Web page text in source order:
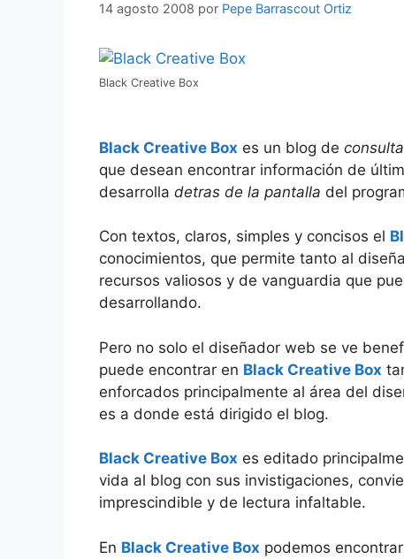
14 agosto 2008 por Pepe Barrascout Ortiz
Black Creative Box
Black Creative Box es un blog de
que desean encontrar información de
desarrolla detras de la pantalla del
Con textos, claros, simples y concisos el
conocimientos, que permite tanto al
recursos valiosos y de vanguardia que
desarrollando.
Pero no solo el diseñador web se ve
puede encontrar en Black Creative Box
enforcados principalmente al área del
es a donde está dirigido el blog.
Black Creative Box es editado
vida al blog con sus invistigaciones,
imprescindible y de lectura infaltable.
En Black Creative Box podemos